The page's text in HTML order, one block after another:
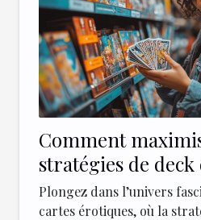
Comment
stratégies de deck
de cartes
Plongez dans l’univers
cartes érotiques, où la